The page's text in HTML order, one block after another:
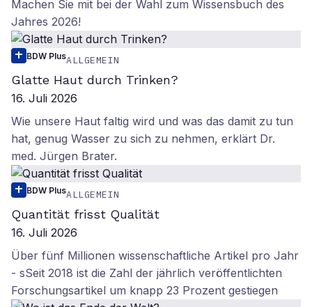
Machen Sie mit bei der Wahl zum Wissensbuch des
Jahres 2026!
BDW PlusALLGEMEIN
Glatte Haut durch Trinken?
16. Juli 2026
Wie unsere Haut faltig wird und was das damit zu tun
hat, genug Wasser zu sich zu nehmen, erklärt Dr.
med. Jürgen Brater.
BDW PlusALLGEMEIN
Quantität frisst Qualität
16. Juli 2026
Über fünf Millionen wissenschaftliche Artikel pro Jahr
- sSeit 2018 ist die Zahl der jährlich veröffentlichten
Forschungsartikel um knapp 23 Prozent gestiegen